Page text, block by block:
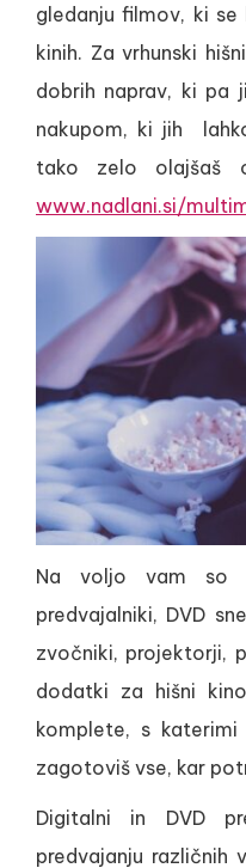
gledanju filmov, ki
kinih. Za vrhunski
dobrih naprav, ki pa
nakupom, ki jih
tako zelo olajšaš
www.nadlani.si/
Na voljo vam so
predvajalniki, DVD
zvočniki, projektorji,
dodatki za hišni
komplete, s
zagotoviš vse, kar
Digitalni in DVD
predvajanju različnih